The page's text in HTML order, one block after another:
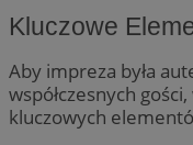
Kluczowe
Aby impreza była
współczesnych
kluczowych